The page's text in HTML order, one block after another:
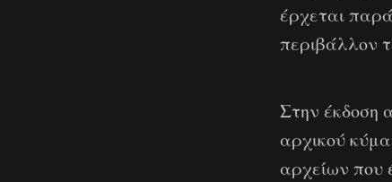
έρχεται
περιβάλλον
Στην έκδοση
αρχικού
αρχείων που